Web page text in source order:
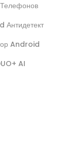
Антидетект
Android
AI